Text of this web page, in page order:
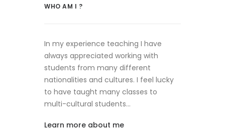
WHO AM I ?
In my experience teaching I have
always appreciated working with
students from many different
nationalities and cultures. I feel lucky
to have taught many classes to
multi-cultural students…
Learn more about me